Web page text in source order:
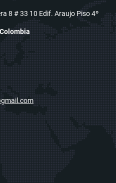
8 # 33 10 Edif. Araujo Piso 4º